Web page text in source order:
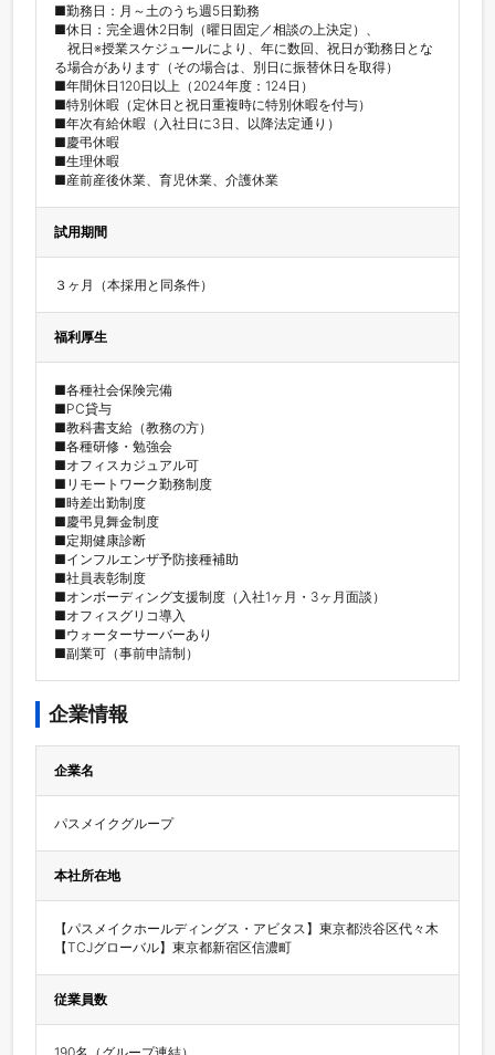
■勤務日：月～土のうち週5日勤務
■休日：完全週休2日制（曜日固定／相談の上決定）、
祝日※授業スケジュールにより、年に数回、祝日が勤務日とな
る場合があります（その場合は、別日に振替休日を取得）
■年間休日120日以上（2024年度：124日）
■特別休暇（定休日と祝日重複時に特別休暇を付与）
■年次有給休暇（入社日に3日、以降法定通り）
■慶弔休暇
■生理休暇
■産前産後休業、育児休業、介護休業
試用期間
３ヶ月（本採用と同条件）
福利厚生
■各種社会保険完備
■PC貸与
■教科書支給（教務の方）
■各種研修・勉強会
■オフィスカジュアル可
■リモートワーク勤務制度
■時差出勤制度
■慶弔見舞金制度
■定期健康診断
■インフルエンザ予防接種補助
■社員表彰制度
■オンボーディング支援制度（入社1ヶ月・3ヶ月面談）
■オフィスグリコ導入
■ウォーターサーバーあり
■副業可（事前申請制）
企業情報
企業名
パスメイクグループ
本社所在地
【パスメイクホールディングス・アビタス】東京都渋谷区代々木
【TCJグローバル】東京都新宿区信濃町
従業員数